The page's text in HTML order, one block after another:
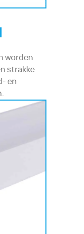
worden
strakke
en